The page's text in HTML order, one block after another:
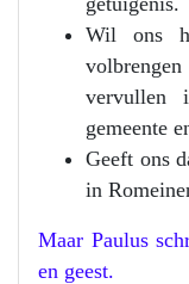
Wil ons
vervullen
gemeente
Geeft ons
in
Maar Paulus
en geest.